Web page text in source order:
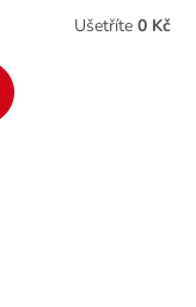
Ušetříte 0 Kč